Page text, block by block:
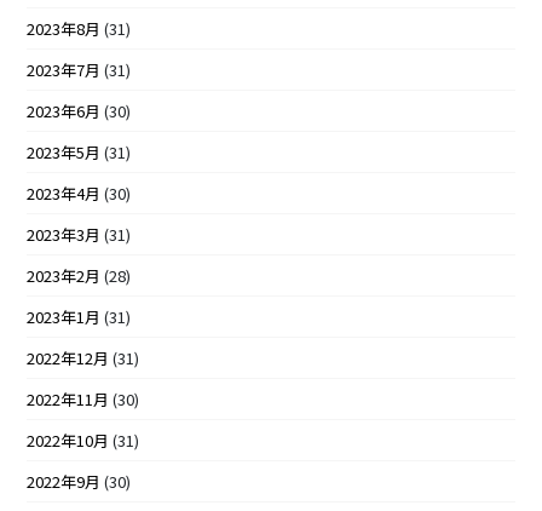
2023年8月 (31)
2023年7月 (31)
2023年6月 (30)
2023年5月 (31)
2023年4月 (30)
2023年3月 (31)
2023年2月 (28)
2023年1月 (31)
2022年12月 (31)
2022年11月 (30)
2022年10月 (31)
2022年9月 (30)